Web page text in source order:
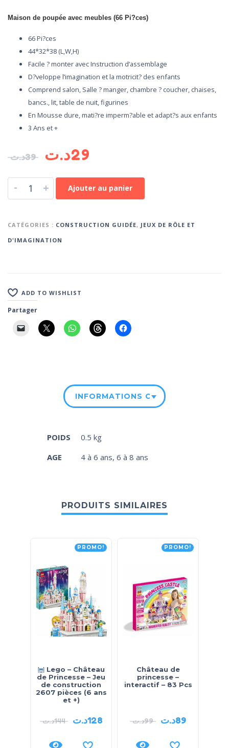
Maison de poupée avec meubles (66 Pi?ces)
66 Pi?ces
44*32*38 (L,W,H)
Facile ? monter avec Instruction d’assemblage
D?veloppe l’imagination et la motricit? des enfants
Comprend salon, Salle ? manger, chambre ? coucher, chaises,
bancs., lit, table de nuit, figurines
En Mousse dure, mati?re imperm?able et adapt?s aux enfants
3 Ans et +
39د.ت 29د.ت
- + Ajouter au panier
CATÉGORIES : CONSTRUCTION GUIDÉE, JEUX DE RÔLE ET
D'IMAGINATION
ADD TO WISHLIST
Partager
INFORMATIONS
POIDS
0.5 kg
AGE
4 à 6 ans, 6 à 8 ans
PRODUITS SIMILAIRES
PROMO!
Lego – Château
de Princesse – Jeu
de construction
2607 pièces (6 ans
et +)
144د.ت 128د.ت
PROMO!
Château de
princesse –
interactif – 83 Pcs
99د.ت 89د.ت